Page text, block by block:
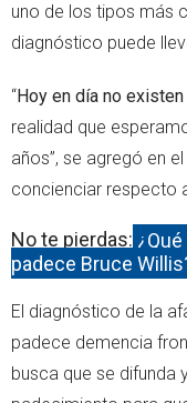
uno de los tipos más
diagnóstico puede
“Hoy en día no
realidad que
años”, se agregó en
concienciar respecto
No te pierdas:
padece Bruce
El diagnóstico de la
padece demencia
busca que se